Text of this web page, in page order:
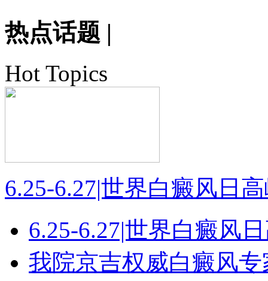
热点话题 |
Hot Topics
6.25-6.27|世界白癜风日
6.25-6.27|世界白癜风
我院京吉权威白癜风